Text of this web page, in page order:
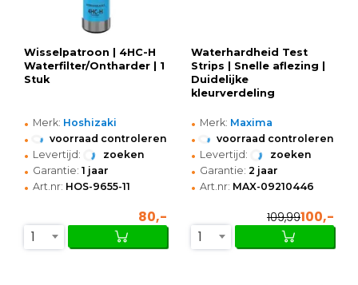
Wisselpatroon | 4HC-H
Waterfilter/Ontharder | 1
Stuk
• Merk: Hoshizaki
• voorraad controleren
• Levertijd: zoeken
• Garantie: 1 jaar
• Art.nr: HOS-9655-11
80,-
1
Waterhardheid Test
Strips | Snelle aflezing |
Duidelijke
kleurverdeling
• Merk: Maxima
• voorraad controleren
• Levertijd: zoeken
• Garantie: 2 jaar
• Art.nr: MAX-09210446
109,99100,-
1